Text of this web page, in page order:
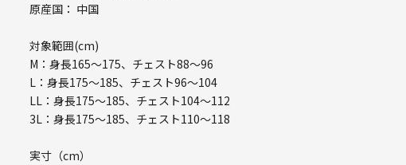
原産国： 中国
対象範囲(cm)
M：身長165～175、チェスト88～96
L：身長175～185、チェスト96～104
LL：身長175～185、チェスト104～112
3L：身長175～185、チェスト110～118
実寸（cm）